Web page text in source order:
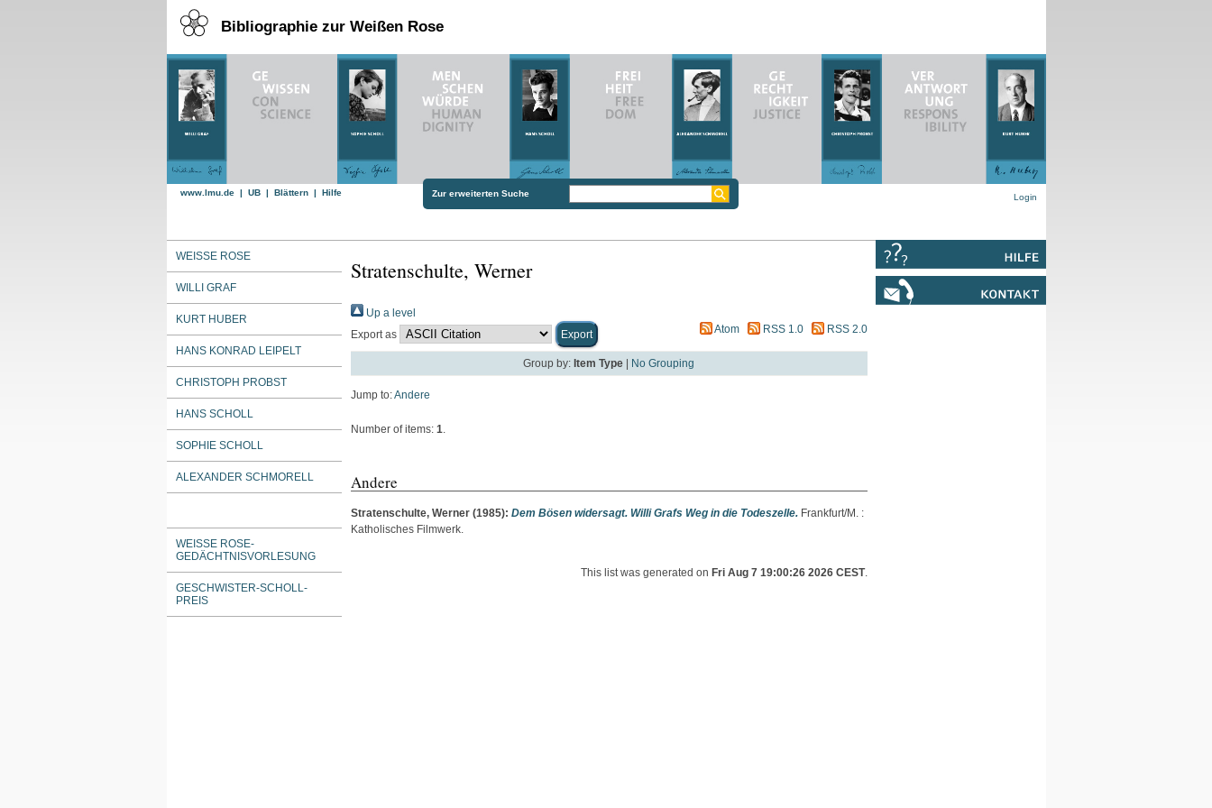
Bibliographie zur Weißen Rose
www.lmu.de| UB| Blättern| Hilfe Zur erweiterten Suche Login
WEISSE ROSE
WILLI GRAF
KURT HUBER
HANS KONRAD LEIPELT
CHRISTOPH PROBST
HANS SCHOLL
SOPHIE SCHOLL
ALEXANDER SCHMORELL
WEISSE ROSE-G
EDÄCHTNISVORLESUNG
GESCHWISTER-SCHOLL-
PREIS
Stratenschulte, Werner
Up a level
Export as
Atom RSS 1.0 RSS 2.0
Group by: Item Type No Grouping
Jump to:Andere
Number of items: 1.
Andere
Stratenschulte, Werner (1985): Dem Bösen widersagt. Willi Grafs Weg in die Todeszelle.Frankfurt/M. :
Katholisches Filmwerk.
This list was generated on Fri Aug 7 19:00:26 2026 CEST.